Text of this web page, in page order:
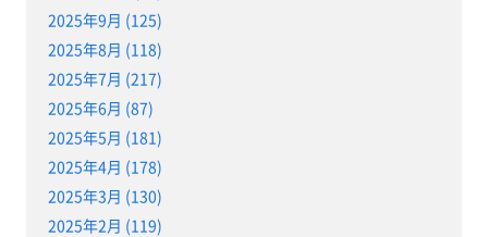
2025年9月 (125)
2025年8月 (118)
2025年7月 (217)
2025年6月 (87)
2025年5月 (181)
2025年4月 (178)
2025年3月 (130)
2025年2月 (119)